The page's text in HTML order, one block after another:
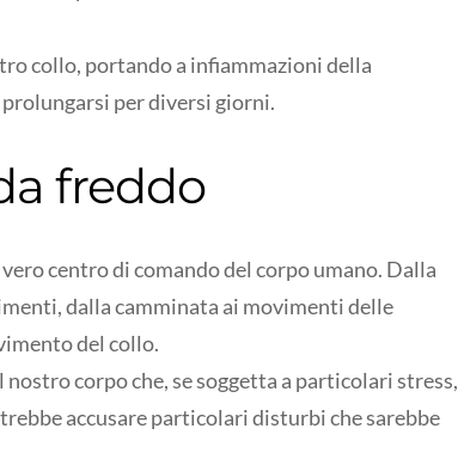
collo, portando a infiammazioni della
prolungarsi per diversi giorni.
freddo
centro di comando del corpo umano. Dalla
dalla camminata ai movimenti delle
del collo.
corpo che, se soggetta a particolari stress,
accusare particolari disturbi che sarebbe